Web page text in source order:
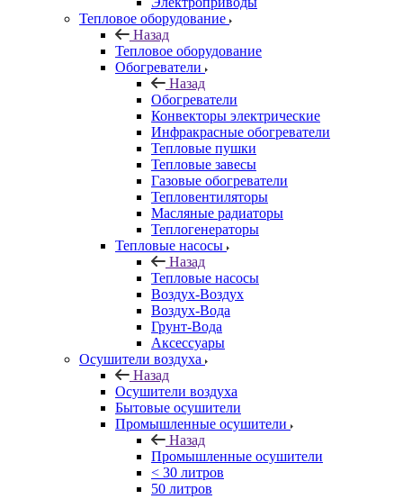
Тепловое оборудование
Назад
Тепловое оборудование
Обогреватели
Назад
Обогреватели
Конвекторы электрические
Инфракрасные обогреватели
Тепловые пушки
Тепловые завесы
Газовые обогреватели
Тепловентиляторы
Масляные радиаторы
Теплогенераторы
Тепловые насосы
Назад
Тепловые насосы
Воздух-Воздух
Воздух-Вода
Грунт-Вода
Аксессуары
Осушители воздуха
Назад
Осушители воздуха
Бытовые осушители
Промышленные осушители
Назад
Промышленные осушители
< 30 литров
50 литров